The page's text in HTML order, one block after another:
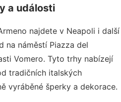
a události
najdete v Neapoli i další
na náměstí Piazza del
Vomero. Tyto trhy nabízejí
tradičních italských
vyráběné šperky a dekorace.